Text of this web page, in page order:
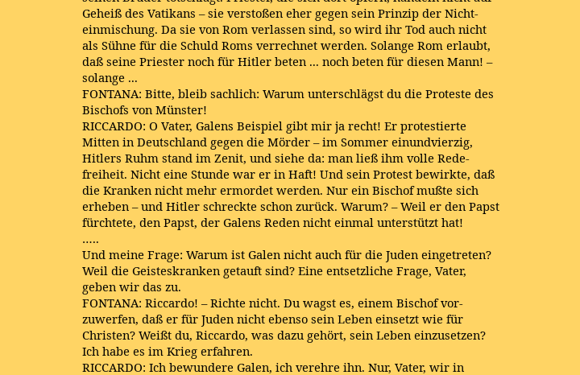
Geheiß des Vatikans – sie verstoßen eher gegen sein Prinzip der Nicht-
einmischung. Da sie von Rom verlassen sind, so wird ihr Tod auch nicht
als Sühne für die Schuld Roms verrechnet werden. Solange Rom erlaubt,
daß seine Priester noch für Hitler beten ... noch beten für diesen Mann! –
solange ...
FONTANA: Bitte, bleib sachlich: Warum unterschlägst du die Proteste des
Bischofs von Münster!
RICCARDO: O Vater, Galens Beispiel gibt mir ja recht! Er protestierte
Mitten in Deutschland gegen die Mörder – im Sommer einundvierzig,
Hitlers Ruhm stand im Zenit, und siehe da: man ließ ihm volle Rede-
freiheit. Nicht eine Stunde war er in Haft! Und sein Protest bewirkte, daß
die Kranken nicht mehr ermordet werden. Nur ein Bischof mußte sich
erheben – und Hitler schreckte schon zurück. Warum? – Weil er den Papst
fürchtete, den Papst, der Galens Reden nicht einmal unterstützt hat!
…..
Und meine Frage: Warum ist Galen nicht auch für die Juden eingetreten?
Weil die Geisteskranken getauft sind? Eine entsetzliche Frage, Vater,
geben wir das zu.
FONTANA: Riccardo! – Richte nicht. Du wagst es, einem Bischof vor-
zuwerfen, daß er für Juden nicht ebenso sein Leben einsetzt wie für
Christen? Weißt du, Riccardo, was dazu gehört, sein Leben einzusetzen?
Ich habe es im Krieg erfahren.
RICCARDO: Ich bewundere Galen, ich verehre ihn. Nur, Vater, wir in